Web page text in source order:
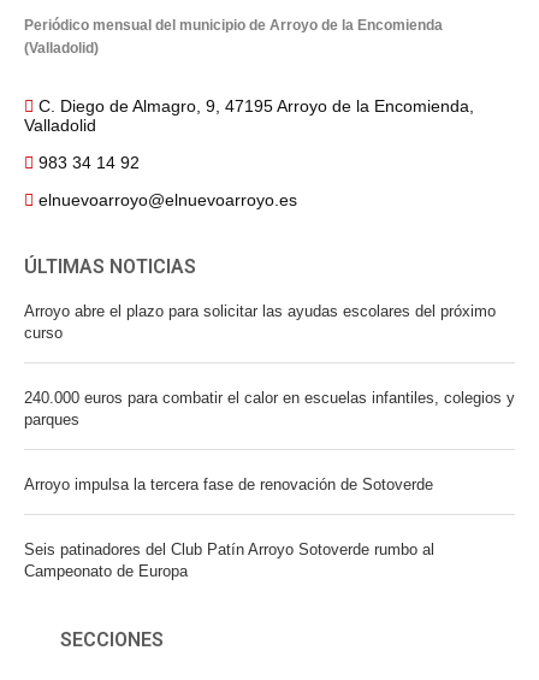
Periódico mensual del municipio de Arroyo de la Encomienda
(Valladolid)
C. Diego de Almagro, 9, 47195 Arroyo de la Encomienda,
Valladolid
983 34 14 92
elnuevoarroyo@elnuevoarroyo.es
ÚLTIMAS NOTICIAS
Arroyo abre el plazo para solicitar las ayudas escolares del próximo
curso
240.000 euros para combatir el calor en escuelas infantiles, colegios y
parques
Arroyo impulsa la tercera fase de renovación de Sotoverde
Seis patinadores del Club Patín Arroyo Sotoverde rumbo al
Campeonato de Europa
SECCIONES